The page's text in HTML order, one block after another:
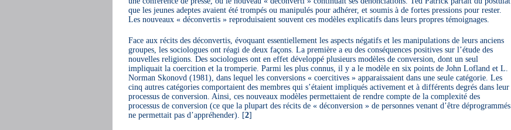
que les jeunes adeptes avaient été trompés ou manipulés pour adhérer, et soumis à de fortes pressions pour rester.
Les nouveaux « déconvertis » reproduisaient souvent ces modèles explicatifs dans leurs propres témoignages.
Face aux récits des déconvertis, évoquant essentiellement les aspects négatifs et les manipulations de leurs anciens
groupes, les sociologues ont réagi de deux façons. La première a eu des conséquences positives sur l’étude des
nouvelles religions. Des sociologues ont en effet développé plusieurs modèles de conversion, dont un seul
impliquait la coercition et la tromperie. Parmi les plus connus, il y a le modèle en six points de John Lofland et L.
Norman Skonovd (1981), dans lequel les conversions « coercitives » apparaissaient dans une seule catégorie. Les
cinq autres catégories comportaient des membres qui s’étaient impliqués activement et à différents degrés dans leur
processus de conversion. Ainsi, ces nouveaux modèles permettaient de rendre compte de la complexité des
processus de conversion (ce que la plupart des récits de « déconversion » de personnes venant d’être déprogrammés
ne permettait pas d’appréhender).
[2]